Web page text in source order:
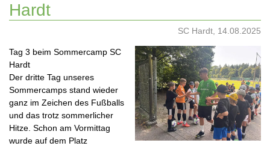
Hardt
SC Hardt, 14.08.2025
Tag 3 beim Sommercamp SC
Hardt
Der dritte Tag unseres
Sommercamps stand wieder
ganz im Zeichen des Fußballs
und das trotz sommerlicher
Hitze. Schon am Vormittag
wurde auf dem Platz